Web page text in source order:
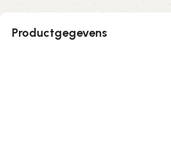
Productgegevens